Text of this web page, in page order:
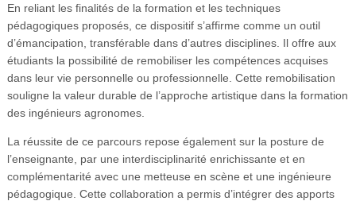
En reliant les finalités de la formation et les techniques
pédagogiques proposés, ce dispositif s’affirme comme un outil
d’émancipation, transférable dans d’autres disciplines. Il offre aux
étudiants la possibilité de remobiliser les compétences acquises
dans leur vie personnelle ou professionnelle. Cette remobilisation
souligne la valeur durable de l’approche artistique dans la formation
des ingénieurs agronomes.
La réussite de ce parcours repose également sur la posture de
l’enseignante, par une interdisciplinarité enrichissante et en
complémentarité avec une metteuse en scène et une ingénieure
pédagogique. Cette collaboration a permis d’intégrer des apports